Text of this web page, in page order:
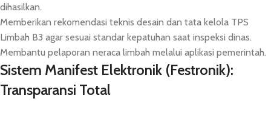
dihasilkan.
Memberikan rekomendasi teknis desain dan tata kelola TPS
Limbah B3 agar sesuai standar kepatuhan saat inspeksi dinas.
Membantu pelaporan neraca limbah melalui aplikasi pemerintah.
Sistem Manifest Elektronik (Festronik):
Transparansi Total